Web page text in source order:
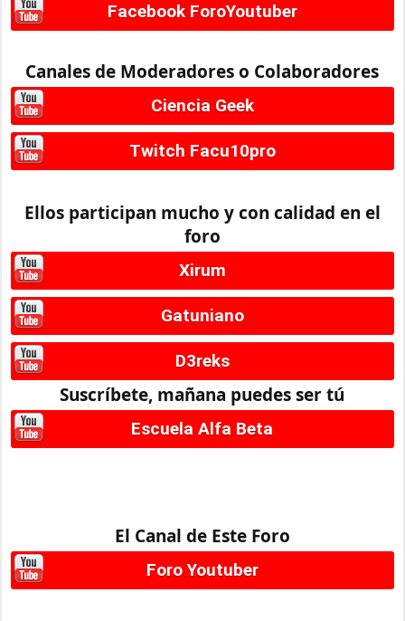
Facebook ForoYoutuber
Canales de Moderadores o Colaboradores
Ciencia Geek
Twitch Facu10pro
Ellos participan mucho y con calidad en el
foro
Xirum
Gatuniano
D3reks
Suscríbete, mañana puedes ser tú
Escuela Alfa Beta
El Canal de Este Foro
Foro Youtuber